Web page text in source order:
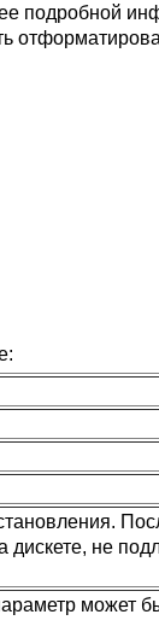
подробной
не
может